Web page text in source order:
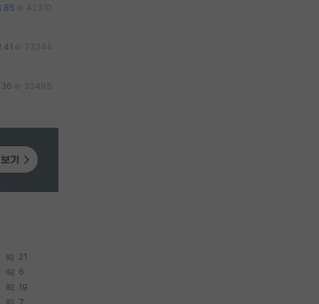
85 42310
41 72344
36 33495
21
6
19